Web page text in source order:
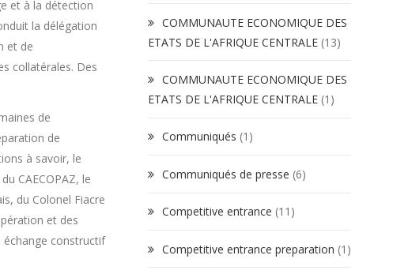
et à la détection
la délégation
et de
collatérales. Des
de
de
à savoir, le
CAECOPAZ, le
du Colonel Fiacre
et des
échange constructif
COMMUNAUTE ECONOMIQUE DES
ETATS DE L'AFRIQUE CENTRALE(13)
COMMUNAUTE ECONOMIQUE DES
ETATS DE L'AFRIQUE CENTRALE(1)
Communiqués (1)
Communiqués de presse (6)
Competitive entrance (11)
Competitive entrance preparation (1)